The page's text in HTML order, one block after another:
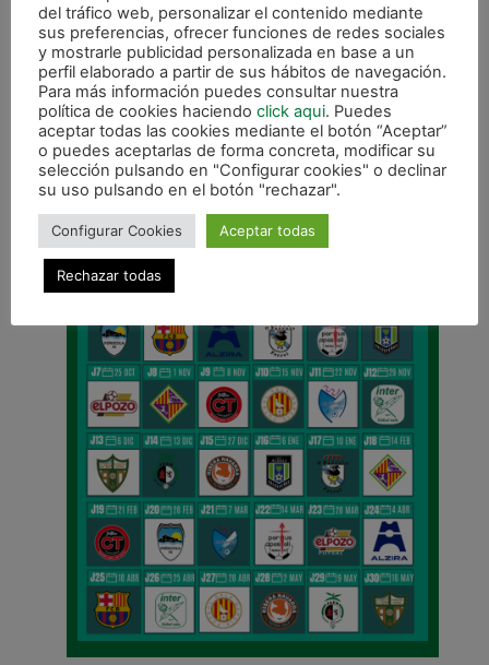
ANTERIOR
Presentación oficial en el Auditorio Civicán
CALENDARIO DE LIGA
del tráfico web, personalizar el contenido mediante
sus preferencias, ofrecer funciones de redes sociales
y mostrarle publicidad personalizada en base a un
perfil elaborado a partir de sus hábitos de navegación.
Para más información puedes consultar nuestra
política de cookies haciendo click aqui. Puedes
aceptar todas las cookies mediante el botón “Aceptar”
o puedes aceptarlas de forma concreta, modificar su
selección pulsando en "Configurar cookies" o declinar
su uso pulsando en el botón "rechazar".
Configurar Cookies Aceptar todas
Rechazar todas